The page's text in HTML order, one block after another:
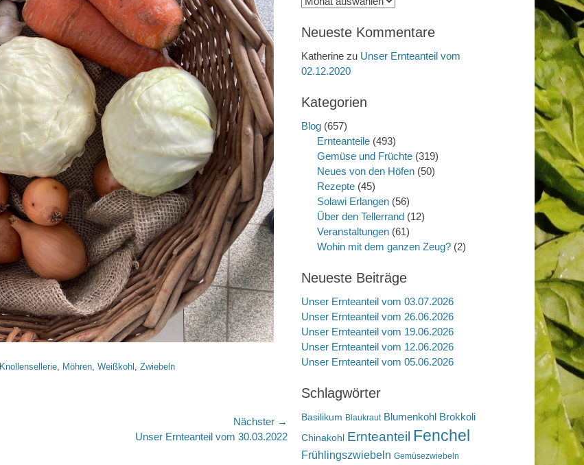
Knollensellerie, Möhren, Weißkohl , Zwiebeln
Nächster →
Unser Ernteanteil vom 30.03.2022
Neueste Kommentare
Katherine zu Unser Ernteanteil vom
02.12.2020
Kategorien
Blog (657)
Ernteanteile(493)
Gemüse und Früchte(319)
Neues von den Höfen(50)
Rezepte(45)
Solawi Erlangen(56)
Über den Tellerrand(12)
Veranstaltungen(61)
Wohin mit dem ganzen Zeug?(2)
Neueste Beiträge
Unser Ernteanteil vom 03.07.2026
Unser Ernteanteil vom 26.06.2026
Unser Ernteanteil vom 19.06.2026
Unser Ernteanteil vom 12.06.2026
Unser Ernteanteil vom 05.06.2026
Schlagwörter
Basilikum Blaukraut Blumenkohl Brokkoli
Chinakohl Ernteanteil Fenchel
Frühlingszwiebeln Gemüsezwiebeln